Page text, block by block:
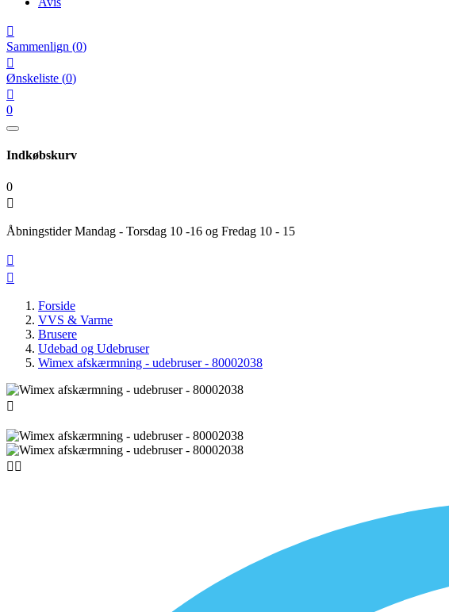

Sammenlign (0)

Ønskeliste (0)

0
Indkøbskurv
0

Åbningstider Mandag - Torsdag 10 -16 og Fredag 10 - 15


Forside
VVS & Varme
Brusere
Udebad og Udebruser
Wimex afskærmning - udebruser - 80002038

 